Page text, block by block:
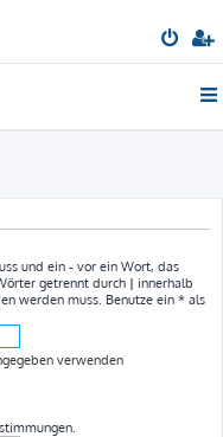
und ein - vor ein Wort, das
getrennt durch | innerhalb
werden muss. Benutze ein * als
verwenden